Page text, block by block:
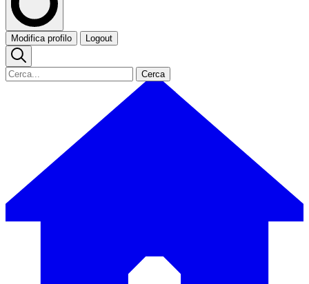
Modifica profilo Logout
Cerca